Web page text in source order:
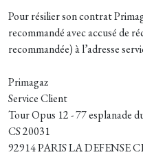
Pour résilier son contrat
recommandé avec accusé de
recommandée) à l’adresse
Primagaz
Service Client
Tour Opus 12 - 77 esplanade
CS 20031
92914 PARIS LA DEFENSE